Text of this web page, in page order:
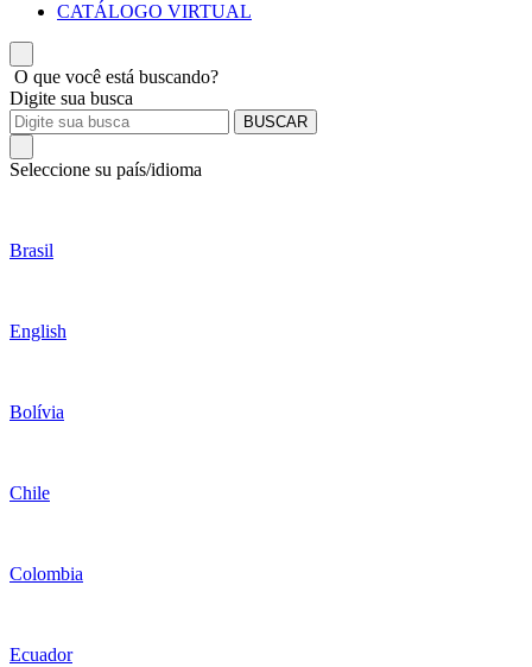
CATÁLOGO VIRTUAL
O que você está buscando?
Digite sua busca
BUSCAR
Seleccione su país/idioma
Brasil
English
Bolívia
Chile
Colombia
Ecuador